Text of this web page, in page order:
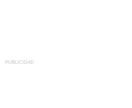
PUBLICIDAD